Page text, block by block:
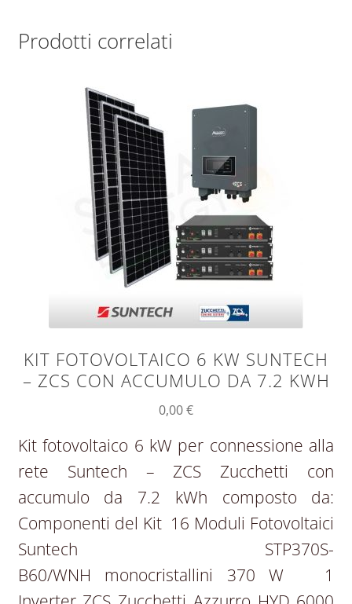
Prodotti correlati
KIT FOTOVOLTAICO 6 KW SUNTECH
– ZCS CON ACCUMULO DA 7.2 KWH
0,00€
Kit fotovoltaico 6 kW per connessione alla
rete Suntech – ZCS Zucchetti con
accumulo da 7.2 kWh composto da:
Componenti del Kit 16 Moduli Fotovoltaici
Suntech STP370S-
B60/WNH monocristallini 370 W 1